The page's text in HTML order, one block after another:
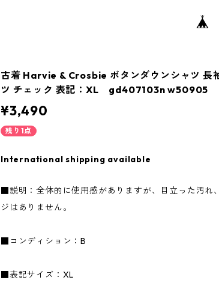
古着 Harvie & Crosbie ボタンダウンシャツ 長
ツ チェック 表記：XL gd407103n w50905
¥3,490
残り1点
International shipping available
■説明：全体的に使用感がありますが、目立った汚れ
ジはありません。
■コンディション：B
■表記サイズ：XL